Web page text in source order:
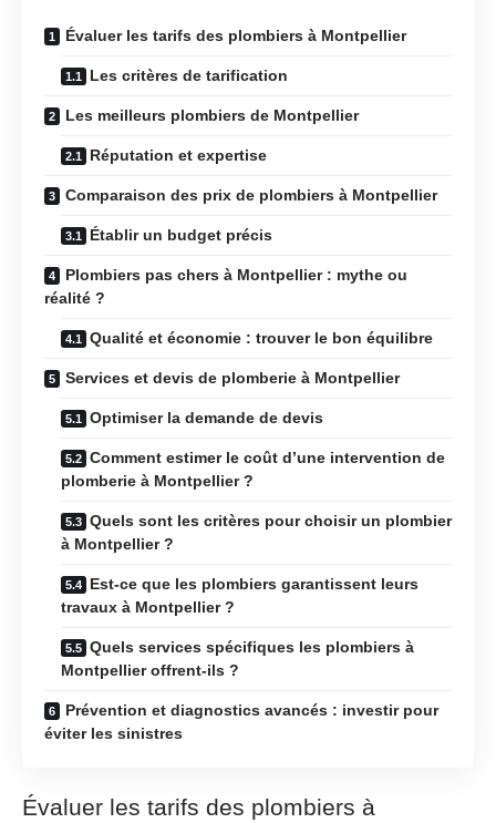
Évaluer les tarifs des plombiers à Montpellier
Les critères de tarification
Les meilleurs plombiers de Montpellier
Réputation et expertise
Comparaison des prix de plombiers à Montpellier
Établir un budget précis
Plombiers pas chers à Montpellier : mythe ou
réalité ?
Qualité et économie : trouver le bon équilibre
Services et devis de plomberie à Montpellier
Optimiser la demande de devis
Comment estimer le coût d’une intervention de
plomberie à Montpellier ?
Quels sont les critères pour choisir un plombier
à Montpellier ?
Est-ce que les plombiers garantissent leurs
travaux à Montpellier ?
Quels services spécifiques les plombiers à
Montpellier offrent-ils ?
Prévention et diagnostics avancés : investir pour
éviter les sinistres
Évaluer les tarifs des plombiers à